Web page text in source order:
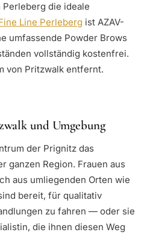
die ideale
Line Perleberg ist AZAV-
umfassende Powder Brows
vollständig kostenfrei.
von Pritzwalk entfernt.
und Umgebung
der Prignitz das
ganzen Region. Frauen aus
aus umliegenden Orten wie
bereit, für qualitativ
zu fahren — oder sie
die ihnen diesen Weg